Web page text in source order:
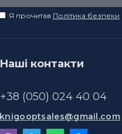
Я прочитав Політика безпеки
Наші контакти
+38 (050) 024 40 04
knigooptsales@gmail.com